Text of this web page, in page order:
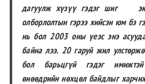
дагуулж хүзүү гэдэг шиг
олборлолтын гэрээ хийсэн юм бэ
нь бол 2003 оны үеэс энэ
байна лээ. 20 гаруй жил
бол барьцгүй гэдэг имижтэй
өнөөдрийн нөхцөл байдлыг